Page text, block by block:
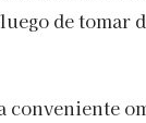
de tomar
conveniente